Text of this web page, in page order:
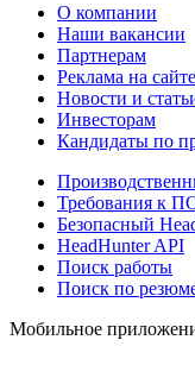
О компании
Наши вакансии
Партнерам
Реклама на сайте
Новости и
Инвесторам
Кандидаты по
Требования к
Безопасный
HeadHunter API
Поиск работы
Поиск по
Мобильное